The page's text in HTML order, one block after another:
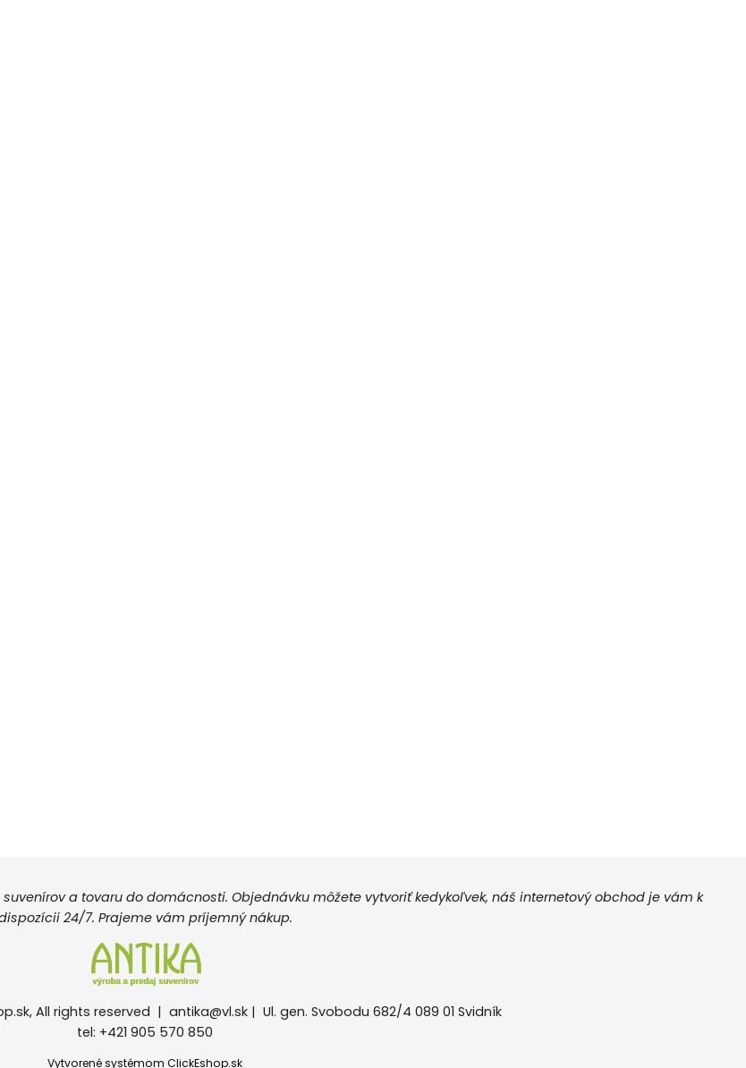
a tovaru do domácnosti. Objednávku môžete vytvoriť kedykoľvek, náš internetový obchod je vám k
24/7. Prajeme vám príjemný nákup.
All rights reserved | antika@vl.sk| Ul. gen. Svobodu 682/4 089 01 Svidník
tel: +421 905 570 850
Vytvorené systémom ClickEshop.sk